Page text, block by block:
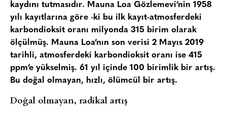
kaydını tutmasıdır. Mauna Loa Gözlemevi’nin 1958
yılı kayıtlarına göre -ki bu ilk kayıt-atmosferdeki
karbondioksit oranı milyonda 315 birim olarak
ölçülmüş. Mauna Loa’nın son verisi 2 Mayıs 2019
tarihli, atmosferdeki karbondioksit oranı ise 415
ppm’e yükselmiş. 61 yıl içinde 100 birimlik bir artış.
Bu doğal olmayan, hızlı, ölümcül bir artış.
Doğal olmayan, radikal artış